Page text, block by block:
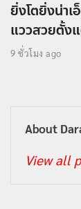
ยิ่งโตยิ่งน่าเ
แววสวยตั้ง
9 ชั่วโมง ago
About
View all